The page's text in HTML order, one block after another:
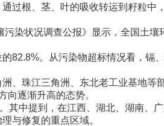
根、茎、叶的吸收转运到籽粒中
状况调查公报》显示，全国土壤
。从污染物超标情况看，镉
珠江三角洲、东北老工业基地等
向逐渐升高的态势。
中提到，在江西、湖北、湖南、
与修复的重点区域。